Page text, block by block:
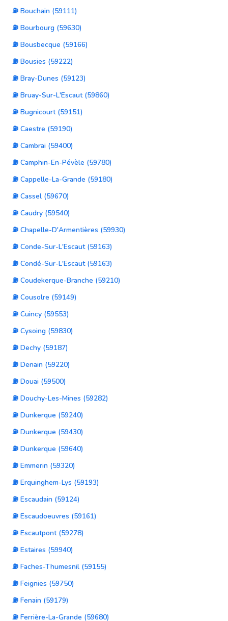
⛽ Bouchain (59111)
⛽ Bourbourg (59630)
⛽ Bousbecque (59166)
⛽ Bousies (59222)
⛽ Bray-Dunes (59123)
⛽ Bruay-Sur-L'Escaut (59860)
⛽ Bugnicourt (59151)
⛽ Caestre (59190)
⛽ Cambrai (59400)
⛽ Camphin-En-Pévèle (59780)
⛽ Cappelle-La-Grande (59180)
⛽ Cassel (59670)
⛽ Caudry (59540)
⛽ Chapelle-D'Armentières (59930)
⛽ Conde-Sur-L'Escaut (59163)
⛽ Condé-Sur-L'Escaut (59163)
⛽ Coudekerque-Branche (59210)
⛽ Cousolre (59149)
⛽ Cuincy (59553)
⛽ Cysoing (59830)
⛽ Dechy (59187)
⛽ Denain (59220)
⛽ Douai (59500)
⛽ Douchy-Les-Mines (59282)
⛽ Dunkerque (59240)
⛽ Dunkerque (59430)
⛽ Dunkerque (59640)
⛽ Emmerin (59320)
⛽ Erquinghem-Lys (59193)
⛽ Escaudain (59124)
⛽ Escaudoeuvres (59161)
⛽ Escautpont (59278)
⛽ Estaires (59940)
⛽ Faches-Thumesnil (59155)
⛽ Feignies (59750)
⛽ Fenain (59179)
⛽ Ferrière-La-Grande (59680)